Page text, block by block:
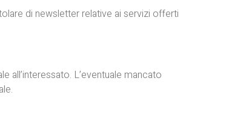
di newsletter relative ai servizi offerti
L’eventuale mancato